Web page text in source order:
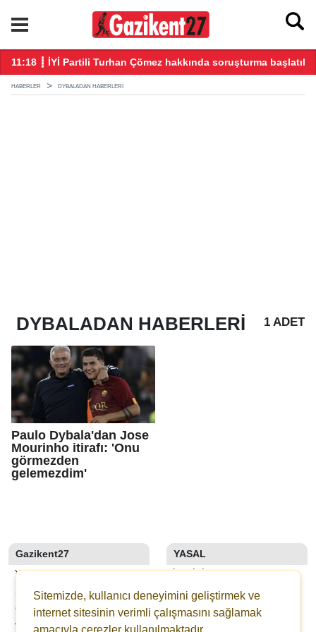
11:18 ┋ İYİ Partili Turhan Çömez hakkında soruşturma başlatıldı
HABERLER DYBALADAN HABERLERI
DYBALADAN HABERLERI 1 ADET
Paulo Dybala'dan Jose
Mourinho itirafı: 'Onu
görmezden
gelemezdim'
Gazikent27
YAZARLAR
SON DAKİKA
GALERİLER
WEBTV
YASAL
İLETIŞIM
KÜNYE
YAYIN İLKELERI
KURALLAR
Sitemizde, kullanıcı deneyimini geliştirmek ve
internet sitesinin verimli çalışmasını sağlamak
amacıyla çerezler kullanılmaktadır.